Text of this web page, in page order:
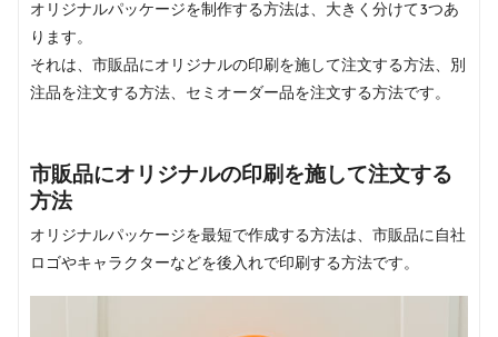
オリジナルパッケージを制作する方法は、大きく分けて3つあ
ります。
それは、市販品にオリジナルの印刷を施して注文する方法、別
注品を注文する方法、セミオーダー品を注文する方法です。
市販品にオリジナルの印刷を施して注文する
方法
オリジナルパッケージを最短で作成する方法は、市販品に自社
ロゴやキャラクターなどを後入れで印刷する方法です。